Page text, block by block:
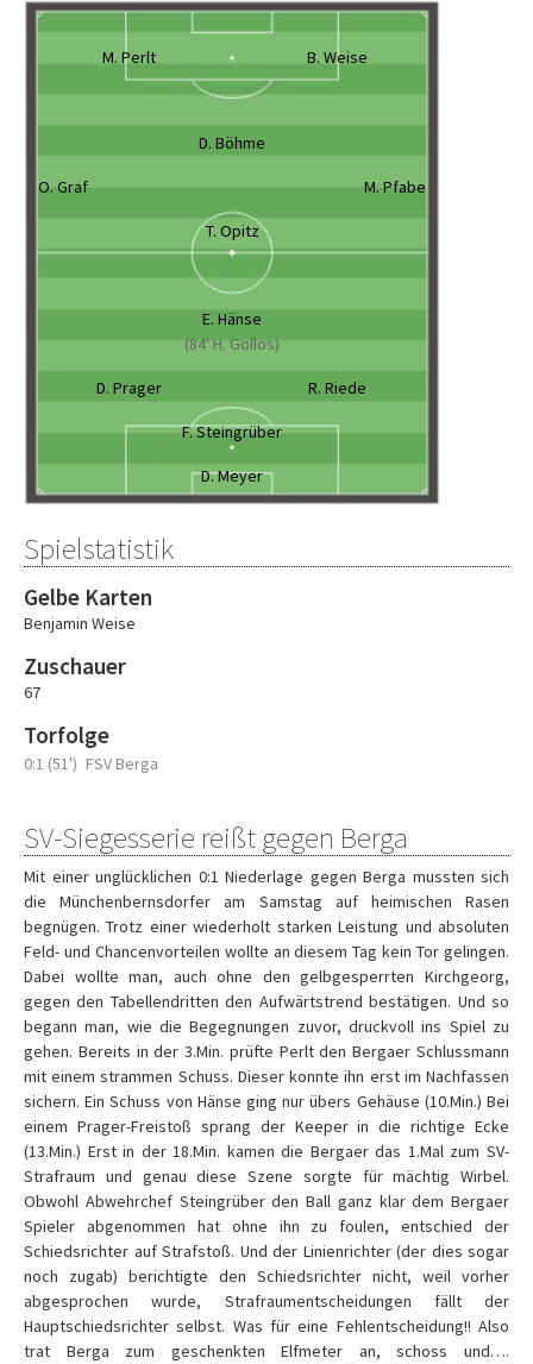
M. Perlt B. Weise
D. Böhme
O. Graf M. Pfabe
T. Opitz
E. Hänse
(84' H. Gollos)
D. Prager R. Riede
F. Steingrüber
D. Meyer
Spielstatistik
Gelbe Karten
Benjamin Weise
Zuschauer
67
Torfolge
0:1 (51') FSV Berga
SV-Siegesserie reißt gegen Berga
Mit einer unglücklichen 0:1 Niederlage gegen Berga mussten sich
die Münchenbernsdorfer am Samstag auf heimischen Rasen
begnügen. Trotz einer wiederholt starken Leistung und absoluten
Feld- und Chancenvorteilen wollte an diesem Tag kein Tor gelingen.
Dabei wollte man, auch ohne den gelbgesperrten Kirchgeorg,
gegen den Tabellendritten den Aufwärtstrend bestätigen. Und so
begann man, wie die Begegnungen zuvor, druckvoll ins Spiel zu
gehen. Bereits in der 3.Min. prüfte Perlt den Bergaer Schlussmann
mit einem strammen Schuss. Dieser konnte ihn erst im Nachfassen
sichern. Ein Schuss von Hänse ging nur übers Gehäuse (10.Min.) Bei
einem Prager-Freistoß sprang der Keeper in die richtige Ecke
(13.Min.) Erst in der 18.Min. kamen die Bergaer das 1.Mal zum SV-
Strafraum und genau diese Szene sorgte für mächtig Wirbel.
Obwohl Abwehrchef Steingrüber den Ball ganz klar dem Bergaer
Spieler abgenommen hat ohne ihn zu foulen, entschied der
Schiedsrichter auf Strafstoß. Und der Linienrichter (der dies sogar
noch zugab) berichtigte den Schiedsrichter nicht, weil vorher
abgesprochen wurde, Strafraumentscheidungen fällt der
Hauptschiedsrichter selbst. Was für eine Fehlentscheidung!! Also
trat Berga zum geschenkten Elfmeter an, schoss und….